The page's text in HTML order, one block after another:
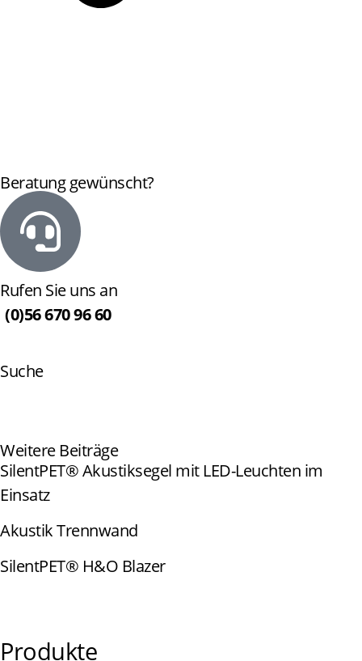
Beratung gewünscht?
Rufen Sie uns an
(0)56 670 96 60
Suche
Weitere Beiträge
SilentPET® Akustiksegel mit LED-Leuchten im
Einsatz
Akustik Trennwand
SilentPET® H&O Blazer
Produkte